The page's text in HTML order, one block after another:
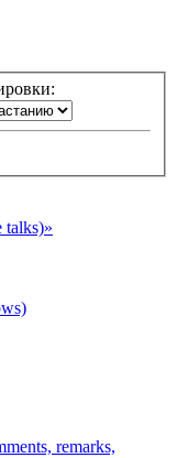
talks)»
remarks,